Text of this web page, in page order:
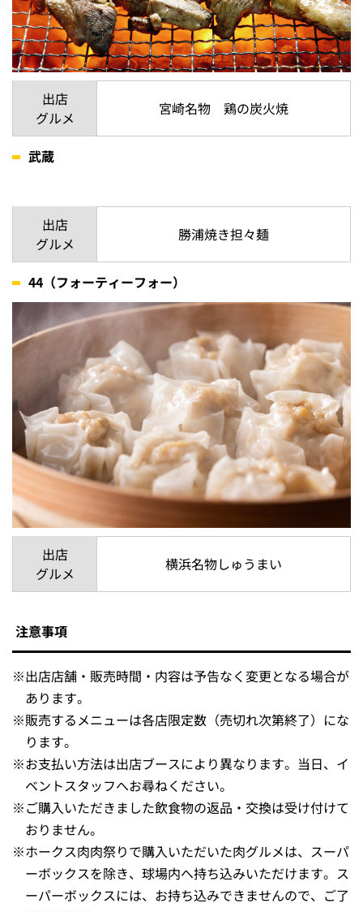
出店
グルメ
宮崎名物 鶏の炭火焼
武蔵
出店
グルメ
勝浦焼き担々麺
44（フォーティーフォー）
出店
グルメ
横浜名物しゅうまい
注意事項
出店店舗・販売時間・内容は予告なく変更となる場合が
あります。